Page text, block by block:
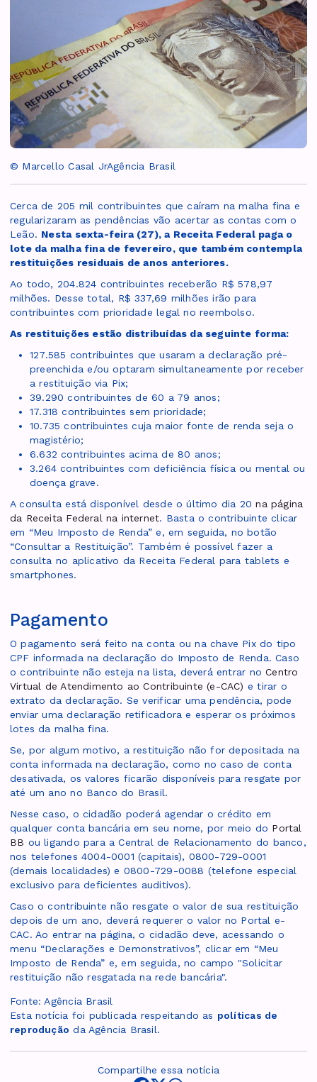
© Marcello Casal JrAgência Brasil
Cerca de 205 mil contribuintes que caíram na malha fina e
regularizaram as pendências vão acertar as contas com o
Leão. Nesta sexta-feira (27), a Receita Federal paga o
lote da malha fina de fevereiro, que também contempla
restituições residuais de anos anteriores.
Ao todo, 204.824 contribuintes receberão R$ 578,97
milhões. Desse total, R$ 337,69 milhões irão para
contribuintes com prioridade legal no reembolso.
As restituições estão distribuídas da seguinte forma:
127.585 contribuintes que usaram a declaração pré-
preenchida e/ou optaram simultaneamente por receber
a restituição via Pix;
39.290 contribuintes de 60 a 79 anos;
17.318 contribuintes sem prioridade;
10.735 contribuintes cuja maior fonte de renda seja o
magistério;
6.632 contribuintes acima de 80 anos;
3.264 contribuintes com deficiência física ou mental ou
doença grave.
A consulta está disponível desde o último dia 20na página
da Receita Federal na internet. Basta o contribuinte clicar
em “Meu Imposto de Renda” e, em seguida, no botão
“Consultar a Restituição”. Também é possível fazer a
consulta no aplicativo da Receita Federal para tablets e
smartphones.
Pagamento
O pagamento será feito na conta ou na chave Pix do tipo
CPF informada na declaração do Imposto de Renda. Caso
o contribuinte não esteja na lista, deverá entrar noCentro
Virtual de Atendimento ao Contribuinte (e-CAC) e tirar o
extrato da declaração. Se verificar uma pendência, pode
enviar uma declaração retificadora e esperar os próximos
lotes da malha fina.
Se, por algum motivo, a restituição não for depositada na
conta informada na declaração, como no caso de conta
desativada, os valores ficarão disponíveis para resgate por
até um ano no Banco do Brasil.
Nesse caso, o cidadão poderá agendar o crédito em
qualquer conta bancária em seu nome, por meio do Portal
BB ou ligando para a Central de Relacionamento do banco,
nos telefones 4004-0001 (capitais), 0800-729-0001
(demais localidades) e 0800-729-0088 (telefone especial
exclusivo para deficientes auditivos).
Caso o contribuinte não resgate o valor de sua restituição
depois de um ano, deverá requerer o valor no Portal e-
CAC. Ao entrar na página, o cidadão deve, acessando o
menu “Declarações e Demonstrativos”, clicar em “Meu
Imposto de Renda” e, em seguida, no campo "Solicitar
restituição não resgatada na rede bancária".
Fonte: Agência Brasil
Esta notícia foi publicada respeitando as políticas de
reprodução da Agência Brasil.
Compartilhe essa notícia